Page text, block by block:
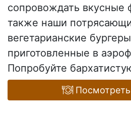
сопровождать вкусные
также наши
вегетарианские
приготовленные в
Попробуйте